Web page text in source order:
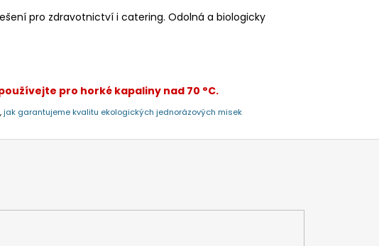
pro zdravotnictví i catering. Odolná a biologicky
pro horké kapaliny nad 70 °C.
jak garantujeme kvalitu ekologických jednorázových misek